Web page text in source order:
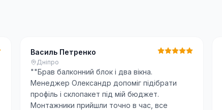
Василь Петренко
Дніпро
""Брав балконний блок і два вікна.
Менеджер Олександр допоміг підібрати
профіль і склопакет під мій бюджет.
Монтажники прийшли точно в час, все